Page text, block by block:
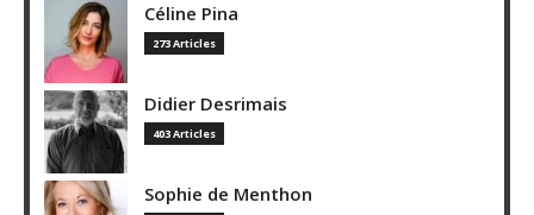
Céline Pina
273 Articles
Didier Desrimais
403 Articles
Sophie de Menthon